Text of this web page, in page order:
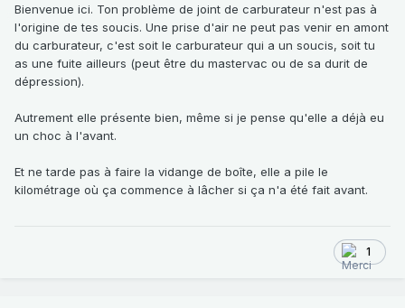
Bienvenue ici. Ton problème de joint de carburateur n'est pas à
l'origine de tes soucis. Une prise d'air ne peut pas venir en amont
du carburateur, c'est soit le carburateur qui a un soucis, soit tu
as une fuite ailleurs (peut être du mastervac ou de sa durit de
dépression).
Autrement elle présente bien, même si je pense qu'elle a déjà eu
un choc à l'avant.
Et ne tarde pas à faire la vidange de boîte, elle a pile le
kilométrage où ça commence à lâcher si ça n'a été fait avant.
1